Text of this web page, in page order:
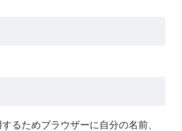
るためブラウザーに自分の名前、